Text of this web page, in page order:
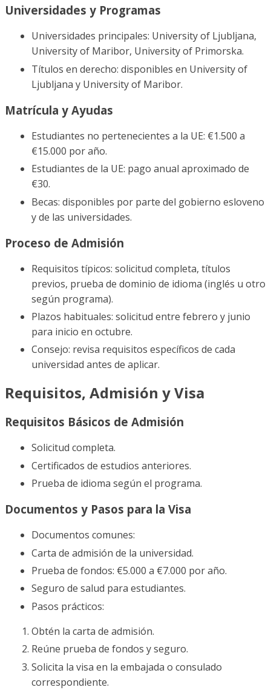
Universidades y Programas
Universidades principales: University of Ljubljana,
University of Maribor, University of Primorska.
Títulos en derecho: disponibles en University of
Ljubljana y University of Maribor.
Matrícula y Ayudas
Estudiantes no pertenecientes a la UE: €1.500 a
€15.000 por año.
Estudiantes de la UE: pago anual aproximado de
€30.
Becas: disponibles por parte del gobierno esloveno
y de las universidades.
Proceso de Admisión
Requisitos típicos: solicitud completa, títulos
previos, prueba de dominio de idioma (inglés u otro
según programa).
Plazos habituales: solicitud entre febrero y junio
para inicio en octubre.
Consejo: revisa requisitos específicos de cada
universidad antes de aplicar.
Requisitos, Admisión y Visa
Requisitos Básicos de Admisión
Solicitud completa.
Certificados de estudios anteriores.
Prueba de idioma según el programa.
Documentos y Pasos para la Visa
Documentos comunes:
Carta de admisión de la universidad.
Prueba de fondos: €5.000 a €7.000 por año.
Seguro de salud para estudiantes.
Pasos prácticos:
Obtén la carta de admisión.
Reúne prueba de fondos y seguro.
Solicita la visa en la embajada o consulado
correspondiente.